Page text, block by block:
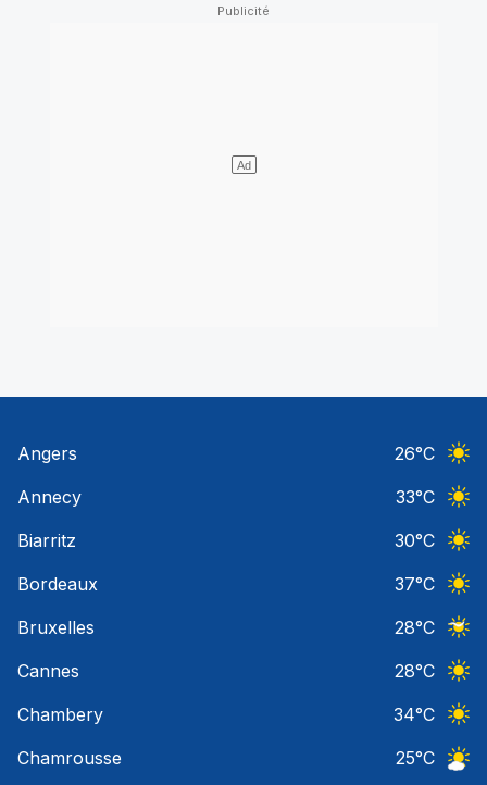
Angers 26°C
Annecy
33°C
Biarritz
30°C
Bordeaux
37°C
Bruxelles
28°C
Cannes
28°C
Chambery
34°C
Chamrousse
25°C